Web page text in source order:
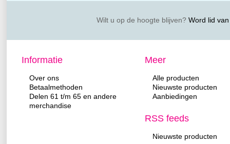
Wilt u op de hoogte blijven?Word lid van
Informatie
Over ons
Betaalmethoden
Delen 61 t/m 65 en andere
merchandise
Meer
Alle producten
Nieuwste producten
Aanbiedingen
RSS feeds
Nieuwste producten